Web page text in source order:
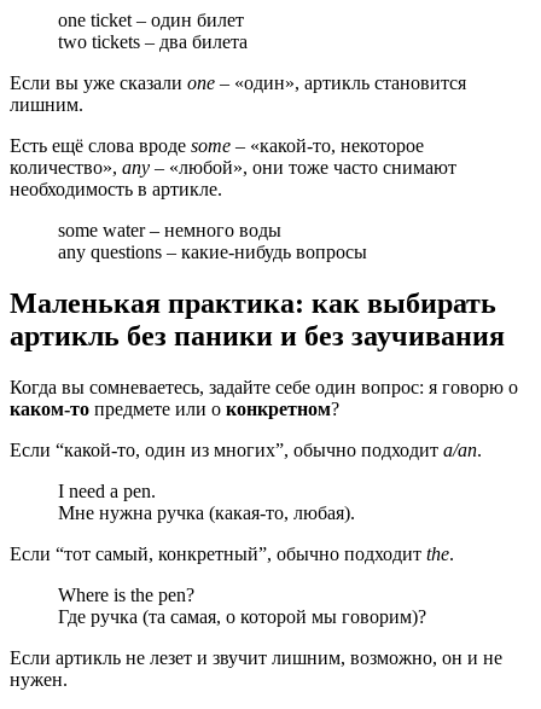
one ticket – один билет
two tickets – два билета
Если вы уже сказали one – «один», артикль становится
лишним.
Есть ещё слова вроде some – «какой-то, некоторое
количество», any – «любой», они тоже часто снимают
необходимость в артикле.
some water – немного воды
any questions – какие-нибудь вопросы
Маленькая практика: как выбирать
артикль без паники и без заучивания
Когда вы сомневаетесь, задайте себе один вопрос: я говорю о
каком-то предмете или о конкретном?
Если “какой-то, один из многих”, обычно подходит a/an.
I need a pen.
Мне нужна ручка (какая-то, любая).
Если “тот самый, конкретный”, обычно подходит the.
Where is the pen?
Где ручка (та самая, о которой мы говорим)?
Если артикль не лезет и звучит лишним, возможно, он и не
нужен.